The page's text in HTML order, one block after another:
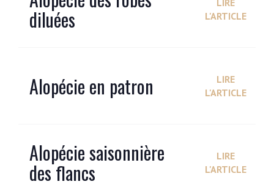
diluées
LIRE
L'ARTICLE
Alopécie en patron
LIRE
L'ARTICLE
Alopécie saisonnière
des flancs
LIRE
L'ARTICLE